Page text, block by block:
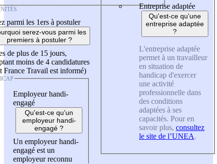
parmi les 1ers à postuler
serez-vous parmi les
premiers à postuler ?
de plus de 15 jours,
moins de 4 candidatures
France Travail est informé)
Employeur handi-
engagé
Qu'est-ce qu'un
employeur handi-
engagé ?
Un employeur handi-
engagé est un
employeur reconnu
Entreprise adaptée
Qu'est-ce qu'une
entreprise adaptée
?
L'entreprise adaptée
permet à un travailleur
en situation de
handicap d'exercer
une activité
professionnelle dans
des conditions
adaptées à ses
capacités. Pour en
savoir plus, consultez
le site de l’UNEA.